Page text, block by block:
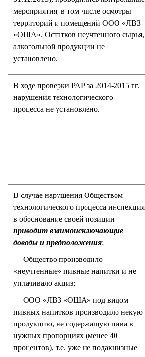
мероприятия, в том числе осмотры
территорий и помещений ООО «ЛВЗ
«ОША». Остатков неучтенного сырья,
алкогольной продукции не
установлено.
В ходе проверки РАР за 2014-2015 гг.
нарушения технологического
процесса не установлено.
В случае нарушения Обществом
технологического процесса инспекция
в обоснование своей позиции
приводит взаимоисключающие
доводы и предположения:
— Общество производило
«неучтенные» пивные напитки и не
уплачивало акциз;
— ООО «ЛВЗ «ОША» под видом
пивных напитков производило некую
продукцию, не содержащую пива в
нужных пропорциях (менее 40
процентов), т.е. уже не подакцизные